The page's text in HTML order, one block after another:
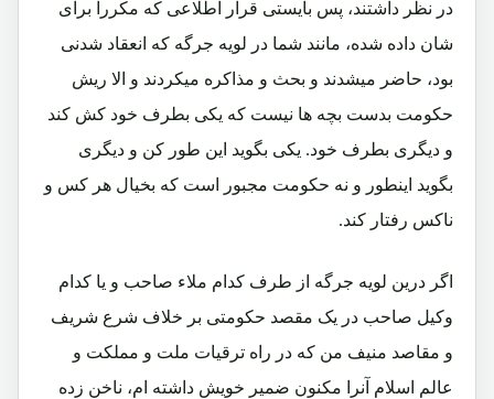
در نظر داشتند، پس بایستی قرار اطلاعی که مکرراً برای
شان داده شده، مانند شما در لویه جرگه که انعقاد شدنی
بود، حاضر میشدند و بحث و مذاکره میکردند و الا ریش
حکومت بدست بچه ها نیست که یکی بطرف خود کش کند
و دیگری بطرف خود. یکی بگوید این طور کن و دیگری
بگوید اینطور و نه حکومت مجبور است که بخیال هر کس و
ناکس رفتار کند.
اگر درین لویه جرگه از طرف کدام ملاء صاحب و یا کدام
وکیل صاحب در یک مقصد حکومتی بر خلاف شرع شریف
و مقاصد منیف من که در راه ترقیات ملت و مملکت و
عالم اسلام آنرا مکنون ضمیر خویش داشته ام، ناخن زده